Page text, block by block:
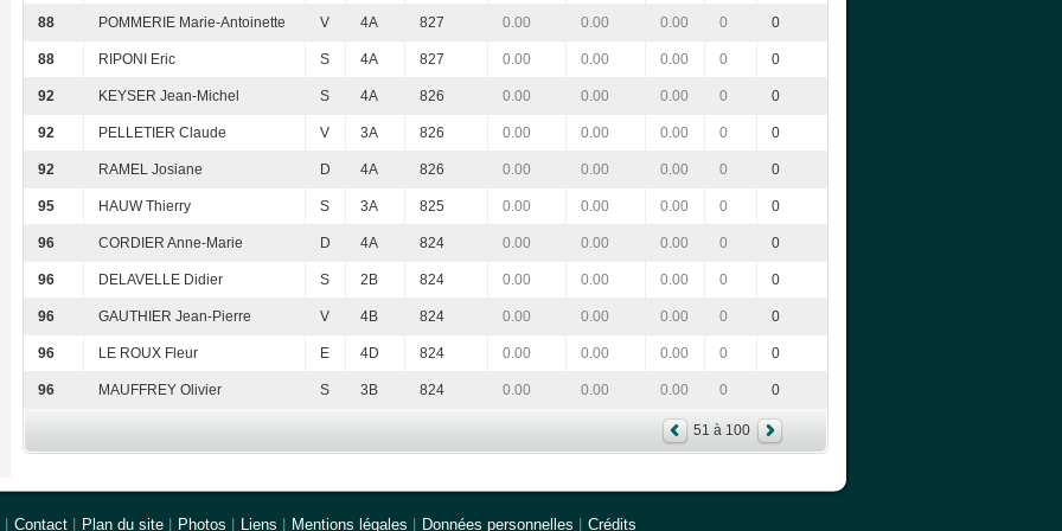
88 POMMERIE Marie-Antoinette V 4A 827 0.00 0.00 0.00 0 0
88 RIPONI Eric S 4A 827 0.00 0.00 0.00 0 0
92 KEYSER Jean-Michel S 4A 826 0.00 0.00 0.00 0 0
92 PELLETIER Claude V 3A 826 0.00 0.00 0.00 0 0
92 RAMEL Josiane D 4A 826 0.00 0.00 0.00 0 0
95 HAUW Thierry S 3A 825 0.00 0.00 0.00 0 0
96 CORDIER Anne-Marie D 4A 824 0.00 0.00 0.00 0 0
96 DELAVELLE Didier S 2B 824 0.00 0.00 0.00 0 0
96 GAUTHIER Jean-Pierre V 4B 824 0.00 0.00 0.00 0 0
96 LE ROUX Fleur E 4D 824 0.00 0.00 0.00 0 0
96 MAUFFREY Olivier S 3B 824 0.00 0.00 0.00 0 0
51 à 100
Contact Plan du site Photos Liens Mentions légales Données personnelles Crédits